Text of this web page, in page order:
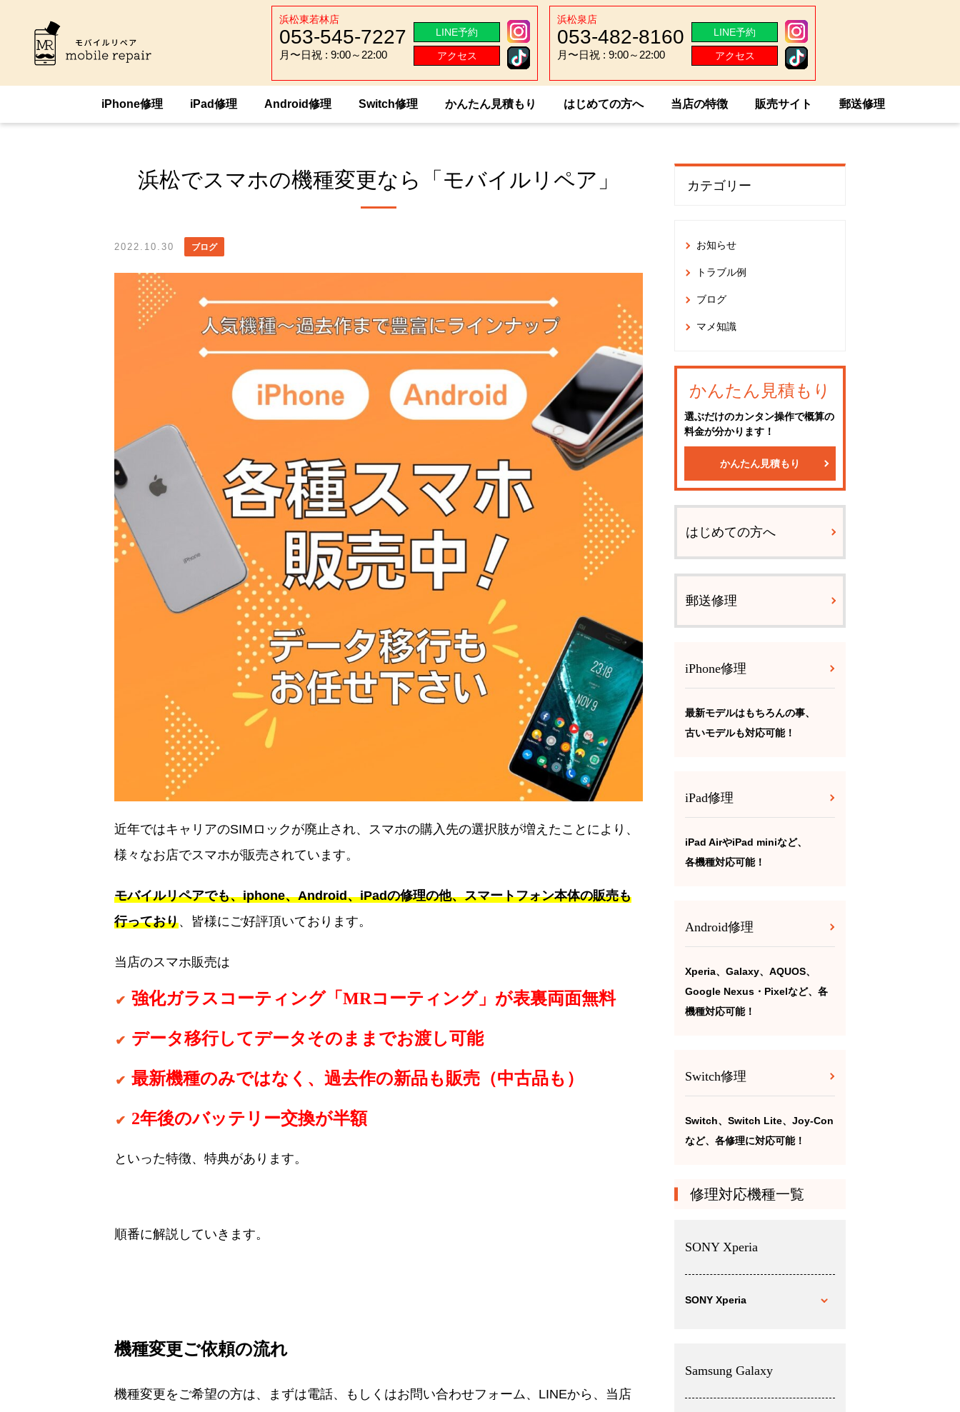
浜松東若林店
053-545-7227
月〜日祝 : 9:00～22:00
LINE予約
アクセス
浜松泉店
053-482-8160
月〜日祝 : 9:00～22:00
LINE予約
アクセス
iPhone修理 iPad修理 Android修理 Switch修理 かんたん見積もり はじめての方へ 当店の特徴 販売サイト 郵送修理
HOME トピックス ブログ 浜松でスマホの機種変更なら「モバイルリペア」
浜松でスマホの機種変更なら「モバイルリペア」
2022.10.30 ブログ
近年ではキャリアのSIMロックが廃止され、スマホの購入先の選択肢が増えたことにより、
様々なお店でスマホが販売されています。
モバイルリペアでも、iphone、Android、iPadの修理の他、スマートフォン本体の販売も
行っており、皆様にご好評頂いております。
当店のスマホ販売は
強化ガラスコーティング「MRコーティング」が表裏両面無料
データ移行してデータそのままでお渡し可能
最新機種のみではなく、過去作の新品も販売（中古品も）
2年後のバッテリー交換が半額
といった特徴、特典があります。
順番に解説していきます。
機種変更ご依頼の流れ
機種変更をご希望の方は、まずは電話、もしくはお問い合わせフォーム、LINEから、当店
カテゴリー
お知らせ
トラブル例
ブログ
マメ知識
かんたん見積もり
選ぶだけのカンタン操作で概算の
料金が分かります！
かんたん見積もり
はじめての方へ
郵送修理
iPhone修理
最新モデルはもちろんの事、
古いモデルも対応可能！
iPad修理
iPad AirやiPad miniなど、
各機種対応可能！
Android修理
Xperia、Galaxy、AQUOS、
Google Nexus・Pixelなど、各
機種対応可能！
Switch修理
Switch、Switch Lite、Joy-Con
など、各修理に対応可能！
修理対応機種一覧
SONY Xperia
SONY Xperia
Samsung Galaxy